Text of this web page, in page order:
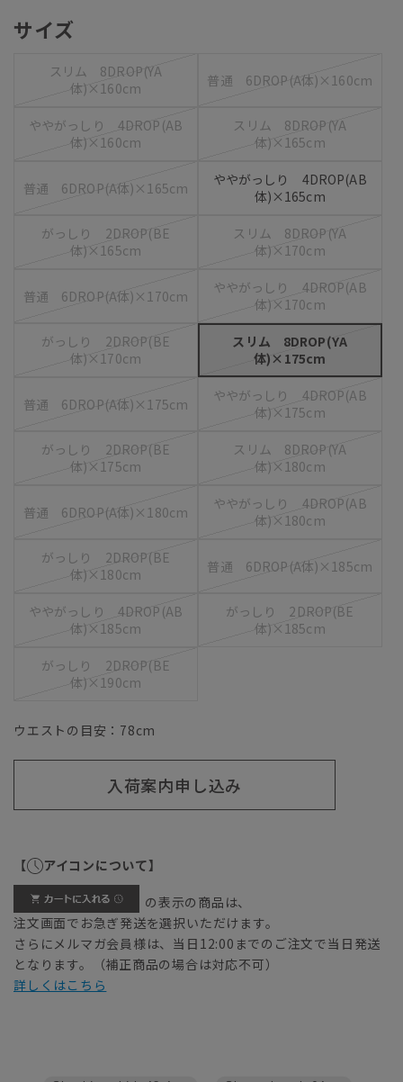
サイズ
スリム 8DROP(YA
体)×160cm
普通 6DROP(A体)×160cm
ややがっしり 4DROP(AB
体)×160cm
スリム 8DROP(YA
体)×165cm
普通 6DROP(A体)×165cm
ややがっしり 4DROP(AB
体)×165cm
がっしり 2DROP(BE
体)×165cm
スリム 8DROP(YA
体)×170cm
普通 6DROP(A体)×170cm
ややがっしり 4DROP(AB
体)×170cm
がっしり 2DROP(BE
体)×170cm
スリム 8DROP(YA
体)×175cm
普通 6DROP(A体)×175cm
ややがっしり 4DROP(AB
体)×175cm
がっしり 2DROP(BE
体)×175cm
スリム 8DROP(YA
体)×180cm
普通 6DROP(A体)×180cm
ややがっしり 4DROP(AB
体)×180cm
がっしり 2DROP(BE
体)×180cm
普通 6DROP(A体)×185cm
ややがっしり 4DROP(AB
体)×185cm
がっしり 2DROP(BE
体)×185cm
がっしり 2DROP(BE
体)×190cm
ウエストの目安： 78cm
入荷案内申し込み
【 アイコンについて】
の表示の商品は、
注文画面でお急ぎ発送を選択いただけます。
さらにメルマガ会員様は、当日12:00までのご注文で当日発送
となります。（補正商品の場合は対応不可）
詳しくはこちら